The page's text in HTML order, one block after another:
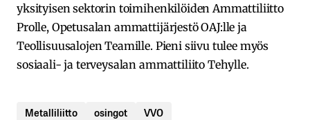
yksityisen sektorin toimihenkilöiden Ammattiliitto
Prolle, Opetusalan ammattijärjestö OAJ:lle ja
Teollisuusalojen Teamille. Pieni siivu tulee myös
sosiaali- ja terveysalan ammattiliito Tehylle.
Metalliliitto osingot VVO